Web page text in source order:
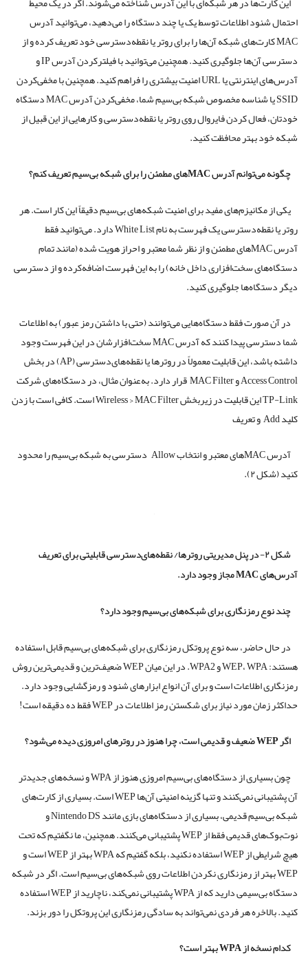
احتمال شنود اطلاعات توسط یک یا چند دستگاه را می‌دهید، می‌توانید آدرس
MAC کارت‌های شبکه آن‌ها را برای روتر یا نقطه‌دسترسی خود تعریف کرده و از
دسترسی آن‌ها جلوگیری کنید. همچنین می‌توانید با فیلتر‌کردن آدرس IP و
آدرس‌های اینترنتی یا URL امنیت بیشتری را فراهم کنید. همچنین با مخفی‌کردن
SSID یا شناسه مخصوص شبکه‌ بی‌سیم شما، مخفی‌کردن آدرس MAC دستگاه
خودتان، فعال کردن فایروال روی روتر یا نقطه‌دسترسی و کارهایی از این قبیل از
شبکه‌ خود بهتر محافظت کنید.
چگونه می‌توانم آدرس MACهای مطمئن را برای شبکه بی‌سیم تعریف کنم؟
یکی از مکانیزم‌های مفید برای امنیت شبکه‌های بی‌سیم دقیقاً این کار است. هر
روتر یا نقطه‌دسترسی یک فهرست به نام White List دارد. می‌توانید فقط
آدرس MACهای مطمئن و از نظر شما معتبر و احراز هویت شده (مانند تمام
دستگاه‌های سخت‌افزاری داخل خانه) را به این فهرست اضافه‌کرده و از دسترسی
دیگر دستگاه‌ها جلوگیری کنید.
در آن صورت فقط دستگاه‌هایی می‌توانند (حتی با داشتن رمز عبور) به اطلاعات
شما دسترسی پیدا کنند که آدرس MAC سخت‌افزارشان در این فهرست وجود
داشته باشد، این قابلیت معمولاً در روتر‌ها یا نقطه‌های‌دسترسی (AP) در بخش
Access Control و MAC Filter قرار دارد. به‌عنوان مثال، در دستگاه‌های شرکت
TP-Link این قابلیت در زیربخش Wireless > MAC Filter است. کافی است با زدن
کلید Add و تعریف
آدرس‌ MACهای معتبر و انتخاب Allow دسترسی به شبکه بی‌سیم را محدود
کنید (شکل ۲).
شکل ۲- در پنل مدیریتی روترها/ نقطه‌های‌دسترسی قابلیتی برای تعریف
آدرس‌های MAC مجاز وجود دارد.
چند نوع رمزنگاری برای شبکه‌های بی‌سیم وجود دارد؟
در حال حاضر، سه نوع پروتکل رمزنگاری برای شبکه‌های بی‌سیم قابل استفاده
هستند: WEP، WPA و WPA2. در این میان WEP ضعیف‌ترین و قدیمی‌ترین روش
رمزنگاری اطلاعات است و برای آن انواع ابزارهای شنود و رمزگشایی وجود دارد.
حداکثر زمان مورد نیاز برای شکستن رمز اطلاعات در WEP فقط ده دقیقه است!
اگر WEP ضعیف و قدیمی است، چرا هنوز در روترهای امروزی دیده می‌شود؟
چون بسیاری از دستگاه‌های بی‌سیم امروزی هنوز از WPA و نسخه‌های جدیدتر
آن پشتیبانی نمی‌کنند و تنها گزینه امنیتی آن‌ها WEP است. بسیاری از کارت‌های
شبکه بی‌سیم قدیمی، بسیاری از دستگاه‌های بازی مانند Nintendo DS و
نوت‌بوک‌های قدیمی فقط از WEP پشتیبانی می‌کنند. همچنین، ما نگفتیم که تحت
هیچ شرایطی از WEP استفاده نکنید، بلکه گفتیم که WPA بهتر از WEP است و
WEP بهتر از رمزنگاری نکردن اطلاعات روی شبکه‌های بی‌سیم است. اگر در شبکه
دستگاه بی‌سیمی دارید که از WPA پشتیبانی نمی‌کند، ناچارید از WEP استفاده
کنید. بالاخره هر فردی نمی‌تواند به سادگی رمزنگاری این پروتکل را دور بزند.
کدام نسخه از WPA بهتر است؟